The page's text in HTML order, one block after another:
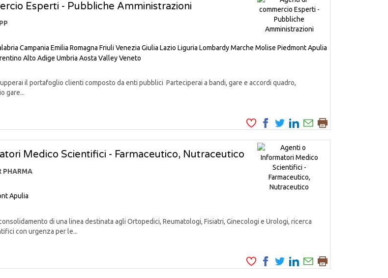
Esperti - Pubbliche Amministrazioni
Campania Emilia Romagna Friuli Venezia Giulia Lazio Liguria LombardyMarche Molise PiedmontApulia
Alto Adige Umbria Aosta ValleyVeneto
il portafoglio clienti composto da enti pubblici Parteciperai a bandi, gare e accordi quadro,
gare...
Medico Scientifici - Farmaceutico, Nutraceutico
PHARMA
Apulia
di una linea destinata agli Ortopedici, Reumatologi, Fisiatri, Ginecologi e Urologi, ricerca
con urgenza per le...